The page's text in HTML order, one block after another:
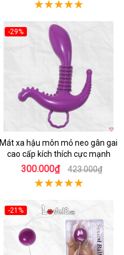
-29%
Mát xa hậu môn mỏ neo gân gai
cao cấp kích thích cực mạnh
300.000₫ 423.000₫
-21%